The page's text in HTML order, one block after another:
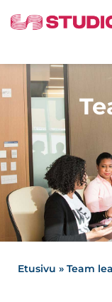
Etusivu » Team